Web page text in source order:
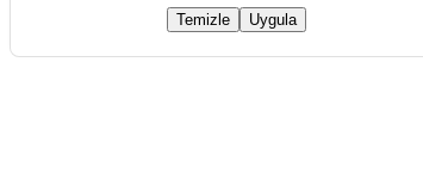
Temizle Uygula